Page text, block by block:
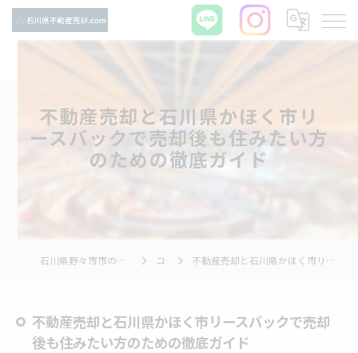
不動産売却と石川県かほく市リ
ースバックで売却後も住みたい方
のための徹底ガイド
石川県野々市市の不動産売却ならTNホーム株式会社 コラム 不動産売却と石川県かほく市リースバックで売却後も住みたい方のための徹底ガイド
不動産売却と石川県かほく市リースバックで売却
後も住みたい方のための徹底ガイド